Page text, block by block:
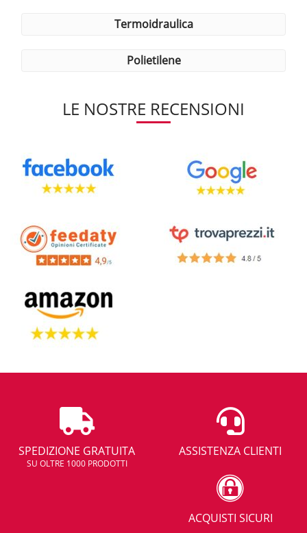
termoidraulica
polietilene
LE NOSTRE RECENSIONI
SPEDIZIONE GRATUITA
SU OLTRE 1000 PRODOTTI
ASSISTENZA CLIENTI
ACQUISTI SICURI